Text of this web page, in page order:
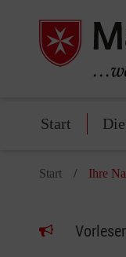
Start
Start Ihre